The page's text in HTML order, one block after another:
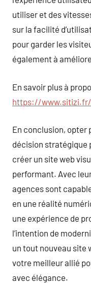
utiliser et des
sur la facilité
pour garder les
également à
En savoir plus à
https://
En conclusion, opter
décision stratégique
créer un site web
performant. Avec
agences sont
en une réalité
une expérience de
l’intention de
un tout nouveau site
votre meilleur allié
avec élégance.